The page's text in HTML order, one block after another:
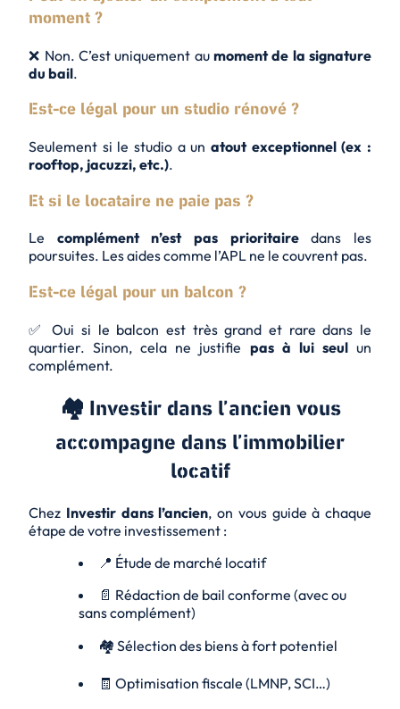
moment ?
❌ Non. C’est uniquement au moment de la signature
du bail.
Est-ce légal pour un studio rénové ?
Seulement si le studio a un atout exceptionnel (ex :
rooftop, jacuzzi, etc.).
Et si le locataire ne paie pas ?
Le complément n’est pas prioritairedans les
poursuites. Les aides comme l’APL ne le couvrent pas.
Est-ce légal pour un balcon ?
✅ Oui si le balcon est très grand et rare dans le
quartier. Sinon, cela ne justifie pas à lui seulun
complément.
🏘️ Investir dans l’ancien vous
accompagne dans l’immobilier
locatif
Chez Investir dans l’ancien, on vous guide à chaque
étape de votre investissement :
📍 Étude de marché locatif
📄 Rédaction de bail conforme (avec ou
sans complément)
🏘️ Sélection des biens à fort potentiel
🧾 Optimisation fiscale (LMNP, SCI…)